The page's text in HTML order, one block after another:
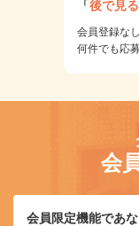
「後で見る
会員登録なし
何件でも応
会
会員限定機能であ